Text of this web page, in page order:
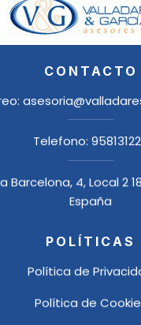
CONTACTO
Telefono:
Barcelona, 4, Local 2
España
POLÍTICAS
Política de
Política de